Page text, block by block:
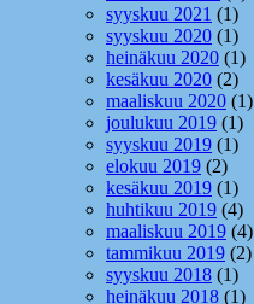
syyskuu 2021 (1)
syyskuu 2020 (1)
heinäkuu 2020 (1)
kesäkuu 2020 (2)
maaliskuu 2020 (1)
joulukuu 2019 (1)
syyskuu 2019 (1)
elokuu 2019 (2)
kesäkuu 2019 (1)
huhtikuu 2019 (4)
maaliskuu 2019 (4)
tammikuu 2019 (2)
syyskuu 2018 (1)
heinäkuu 2018 (1)